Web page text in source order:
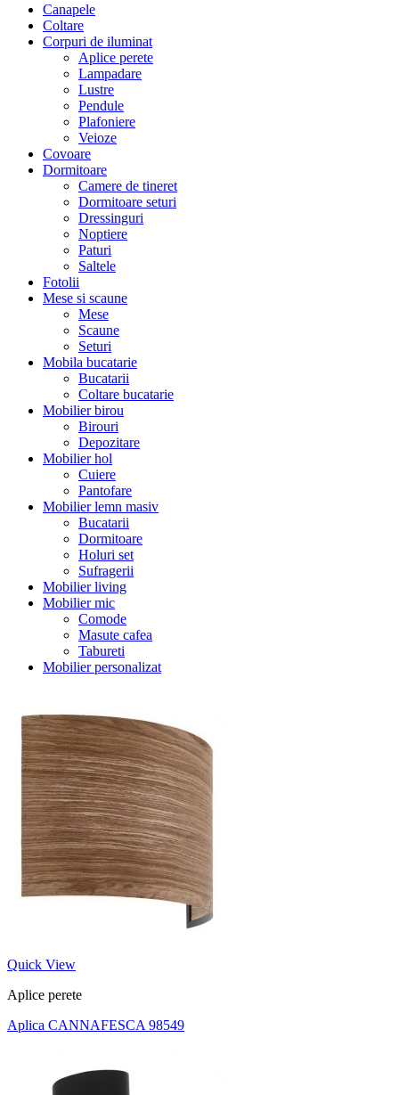
Canapele
Coltare
Corpuri de iluminat
Aplice perete
Lampadare
Lustre
Pendule
Plafoniere
Veioze
Covoare
Dormitoare
Camere de tineret
Dormitoare seturi
Dressinguri
Noptiere
Paturi
Saltele
Fotolii
Mese si scaune
Mese
Scaune
Seturi
Mobila bucatarie
Bucatarii
Coltare bucatarie
Mobilier birou
Birouri
Depozitare
Mobilier hol
Cuiere
Pantofare
Mobilier lemn masiv
Bucatarii
Dormitoare
Holuri set
Sufragerii
Mobilier living
Mobilier mic
Comode
Masute cafea
Tabureti
Mobilier personalizat
Quick View
Aplice perete
Aplica CANNAFESCA 98549